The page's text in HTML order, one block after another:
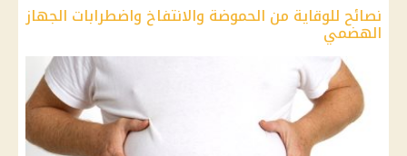
نصائح للوقاية من الحموضة والانتفاخ واضطرابات الجهاز
الهضمي